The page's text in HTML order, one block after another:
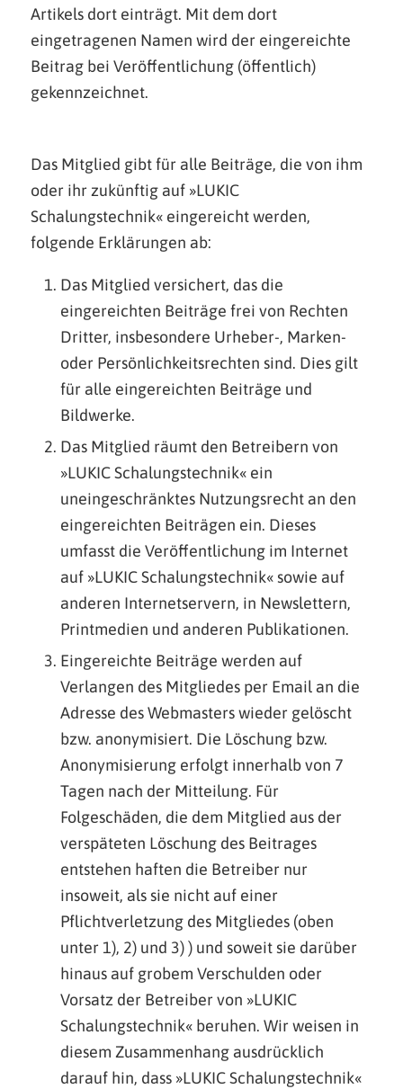
Artikels dort einträgt. Mit dem dort
eingetragenen Namen wird der eingereichte
Beitrag bei Veröffentlichung (öffentlich)
gekennzeichnet.
Das Mitglied gibt für alle Beiträge, die von ihm
oder ihr zukünftig auf »LUKIC
Schalungstechnik« eingereicht werden,
folgende Erklärungen ab:
Das Mitglied versichert, das die
eingereichten Beiträge frei von Rechten
Dritter, insbesondere Urheber-, Marken-
oder Persönlichkeitsrechten sind. Dies gilt
für alle eingereichten Beiträge und
Bildwerke.
Das Mitglied räumt den Betreibern von
»LUKIC Schalungstechnik« ein
uneingeschränktes Nutzungsrecht an den
eingereichten Beiträgen ein. Dieses
umfasst die Veröffentlichung im Internet
auf »LUKIC Schalungstechnik« sowie auf
anderen Internetservern, in Newslettern,
Printmedien und anderen Publikationen.
Eingereichte Beiträge werden auf
Verlangen des Mitgliedes per Email an die
Adresse des Webmasters wieder gelöscht
bzw. anonymisiert. Die Löschung bzw.
Anonymisierung erfolgt innerhalb von 7
Tagen nach der Mitteilung. Für
Folgeschäden, die dem Mitglied aus der
verspäteten Löschung des Beitrages
entstehen haften die Betreiber nur
insoweit, als sie nicht auf einer
Pflichtverletzung des Mitgliedes (oben
unter 1), 2) und 3) ) und soweit sie darüber
hinaus auf grobem Verschulden oder
Vorsatz der Betreiber von »LUKIC
Schalungstechnik« beruhen. Wir weisen in
diesem Zusammenhang ausdrücklich
darauf hin, dass »LUKIC Schalungstechnik«